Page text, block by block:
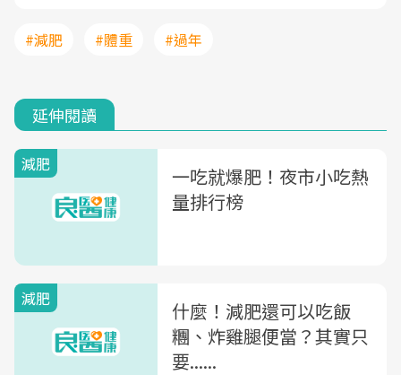
#減肥 #體重 #過年
延伸閱讀
減肥
一吃就爆肥！夜市小吃熱
量排行榜
減肥
什麼！減肥還可以吃飯
糰、炸雞腿便當？其實只
要......